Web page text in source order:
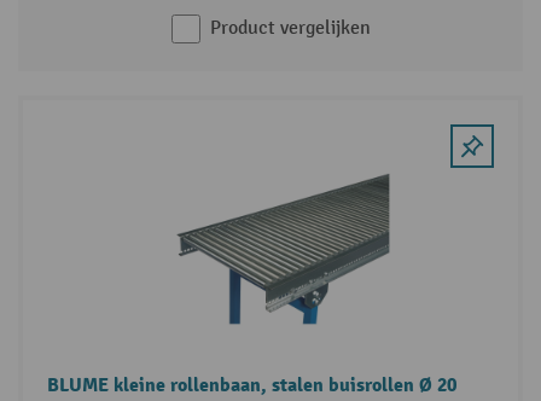
Product vergelijken
BLUME kleine rollenbaan, stalen buisrollen Ø 20